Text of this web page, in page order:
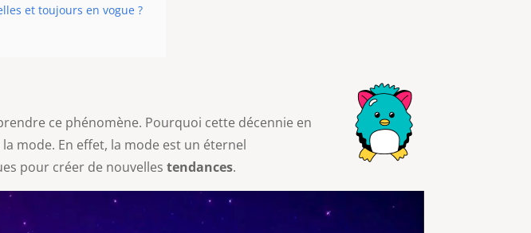
et toujours en vogue ?
ce phénomène. Pourquoi cette décennie en
mode. En effet, la mode est un éternel
pour créer de nouvellestendances.